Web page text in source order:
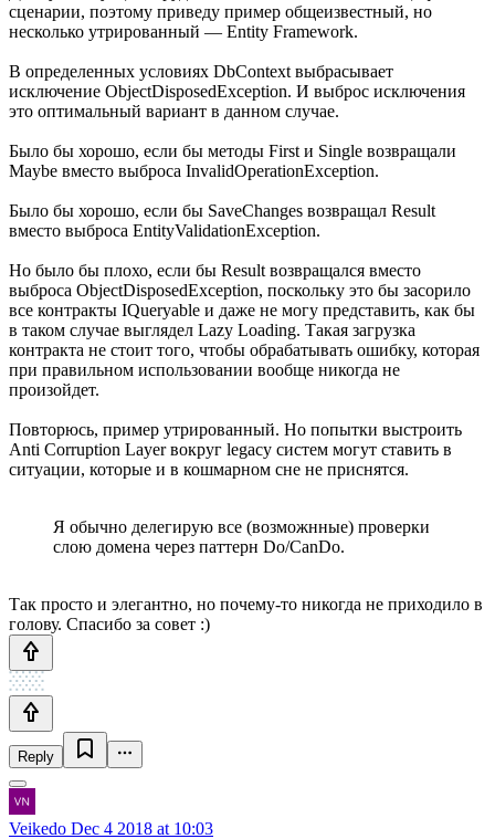
сценарии, поэтому приведу пример общеизвестный, но
несколько утрированный — Entity Framework.
В определенных условиях DbContext выбрасывает
исключение ObjectDisposedException. И выброс исключения
это оптимальный вариант в данном случае.
Было бы хорошо, если бы методы First и Single возвращали
Maybe вместо выброса InvalidOperationException.
Было бы хорошо, если бы SaveChanges возвращал Result
вместо выброса EntityValidationException.
Но было бы плохо, если бы Result возвращался вместо
выброса ObjectDisposedException, поскольку это бы засорило
все контракты IQueryable и даже не могу представить, как бы
в таком случае выглядел Lazy Loading. Такая загрузка
контракта не стоит того, чтобы обрабатывать ошибку, которая
при правильном использовании вообще никогда не
произойдет.
Повторюсь, пример утрированный. Но попытки выстроить
Anti Corruption Layer вокруг legacy систем могут ставить в
ситуации, которые и в кошмарном сне не приснятся.
Я обычно делегирую все (возможнные) проверки
слою домена через паттерн Do/CanDo.
Так просто и элегантно, но почему-то никогда не приходило в
голову. Спасибо за совет :)
Reply
Veikedo Dec 4 2018 at 10:03